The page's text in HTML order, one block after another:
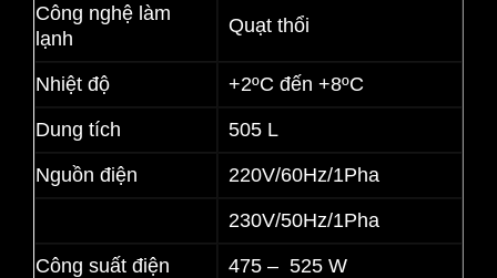
Công nghệ làm
lạnh
Quạt thổi
Nhiệt độ +2ºC đến +8ºC
Dung tích 505 L
Nguồn điện 220V/60Hz/1Pha
230V/50Hz/1Pha
Công suất điện 475 – 525 W